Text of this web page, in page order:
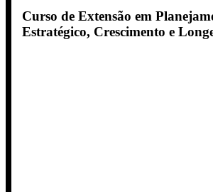
Curso de Extensão em
Estratégico, Crescimento e